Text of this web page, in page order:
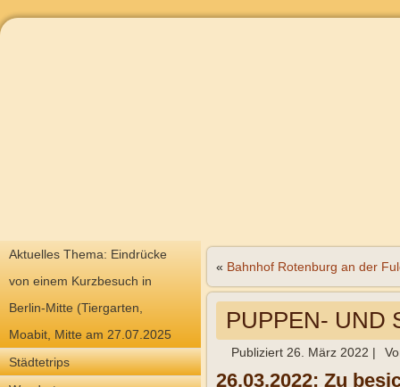
Aktuelles Thema: Eindrücke
von einem Kurzbesuch in
Berlin-Mitte (Tiergarten,
Moabit, Mitte am 27.07.2025
Städtetrips
« Bahnhof Rotenburg an der
PUPPEN- UND
Publiziert 26. März 2022 |
26.03.2022: Zu